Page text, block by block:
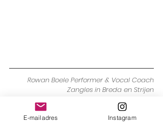
Rowan Boele Performer & Vocal Coach
Zangles in Breda en Strijen
E-mailadres Instagram